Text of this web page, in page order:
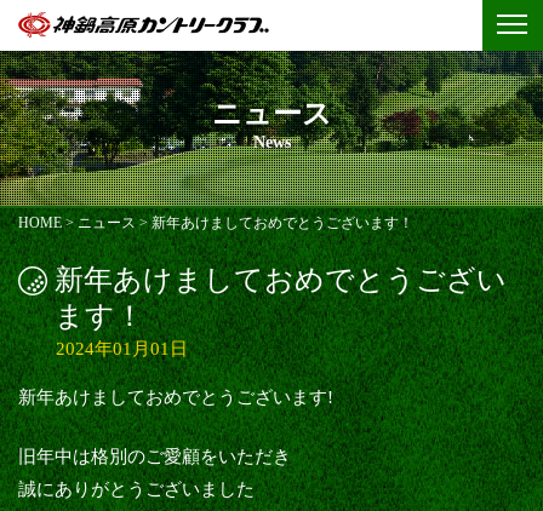
ニュース
News
HOME>ニュース>新年あけましておめでとうございます！
新年あけましておめでとうござい
ます！
2024年01月01日
新年あけましておめでとうございます!
旧年中は格別のご愛顧をいただき
誠にありがとうございました